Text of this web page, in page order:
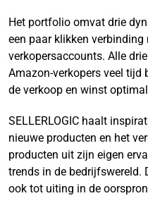
Het portfolio omvat drie
een paar klikken
verkopersaccounts. Alle
Amazon-verkopers veel tijd
de verkoop en winst
SELLERLOGIC haalt
nieuwe producten en het
producten uit zijn eigen
trends in de bedrijfswereld.
ook tot uiting in de